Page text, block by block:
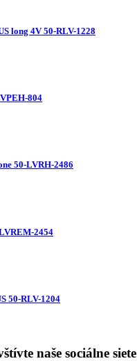
long 4V 50-RLV-1228
804
50-LVRH-2486
2454
50-RLV-1204
naše sociálne siete